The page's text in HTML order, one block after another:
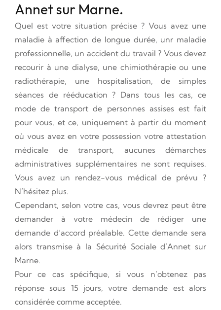
Annet sur Marne.
Quel est votre situation précise ? Vous avez une
maladie à affection de longue durée, unr maladie
professionnelle, un accident du travail ? Vous devez
recourir à une dialyse, une chimiothérapie ou une
radiothérapie, une hospitalisation, de simples
séances de rééducation ? Dans tous les cas, ce
mode de transport de personnes assises est fait
pour vous, et ce, uniquement à partir du moment
où vous avez en votre possession votre attestation
médicale de transport, aucunes démarches
administratives supplémentaires ne sont requises.
Vous avez un rendez-vous médical de prévu ?
N’hésitez plus.
Cependant, selon votre cas, vous devrez peut être
demander à votre médecin de rédiger une
demande d’accord préalable. Cette demande sera
alors transmise à la Sécurité Sociale d’Annet sur
Marne.
Pour ce cas spécifique, si vous n’obtenez pas
réponse sous 15 jours, votre demande est alors
considérée comme acceptée.